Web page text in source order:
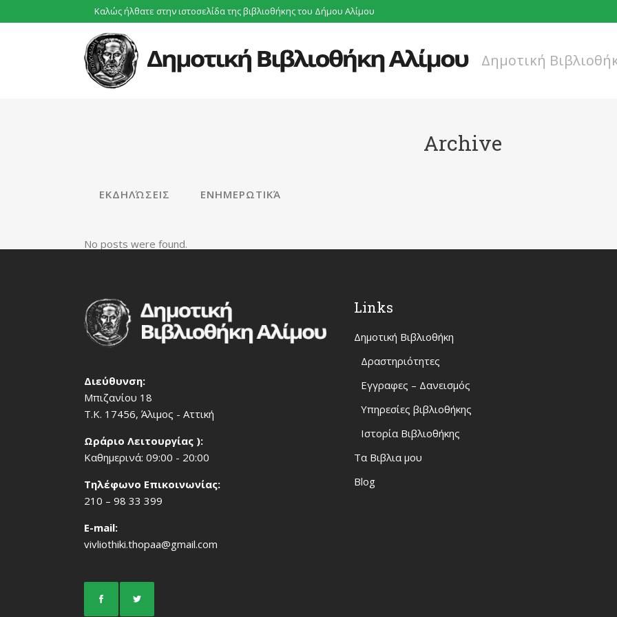
Καλώς ήλθατε στην ιστοσελίδα της βιβλιοθήκηςτου Δήμου Αλίμου
Δημοτική
Archive
ΕΚΔΗΛΏΣΕΙΣ
ΕΝΗΜΕΡΩΤΙΚΆ
No posts were found.
Διεύθυνση:
Μπιζανίου 18
Τ.Κ. 17456, Άλιμος - Αττική
Ωράριο Λειτουργίας ):
Καθημερινά: 09:00 - 20:00
Τηλέφωνο Επικοινωνίας:
210 – 98 33 399
Ε-mail:
vivliothiki.thopaa@gmail.com
Links
Δημοτική Βιβλιοθήκη
Δραστηριότητες
Εγγραφες – Δανεισμός
Υπηρεσίες βιβλιοθήκης
Ιστορία Βιβλιοθήκης
Τα Βιβλια μου
Blog